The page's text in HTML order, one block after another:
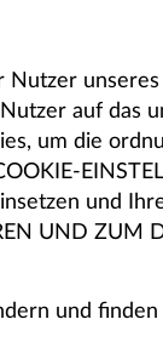
Nutzer
auf das
um die
und
UND ZUM
und